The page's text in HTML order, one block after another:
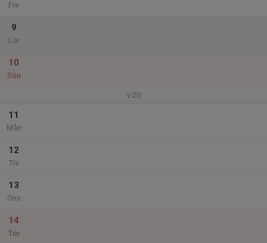
Fre
9
Lör
10
Sön
v.20
11
Mån
12
Tis
13
Ons
14
Tor